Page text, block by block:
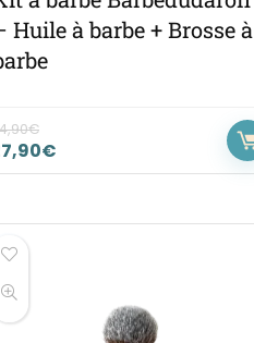
Huile à barbe + Brosse à
€
€